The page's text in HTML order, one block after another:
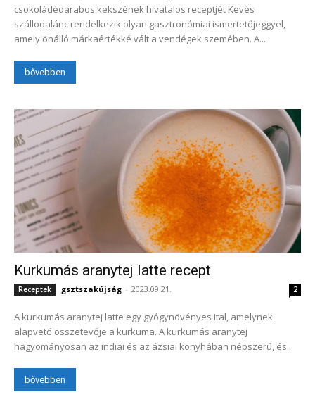
csokoládédarabos kekszének hivatalos receptjét Kevés
szállodalánc rendelkezik olyan gasztronómiai ismertetőjeggyel,
amely önálló márkaértékké vált a vendégek szemében. A...
bővebben
Kurkumás aranytej latte recept
Receptek gsztszakújság - 2023.09.21. 2
A kurkumás aranytej latte egy gyógynövényes ital, amelynek
alapvető összetevője a kurkuma. A kurkumás aranytej
hagyományosan az indiai és az ázsiai konyhában népszerű, és...
bővebben